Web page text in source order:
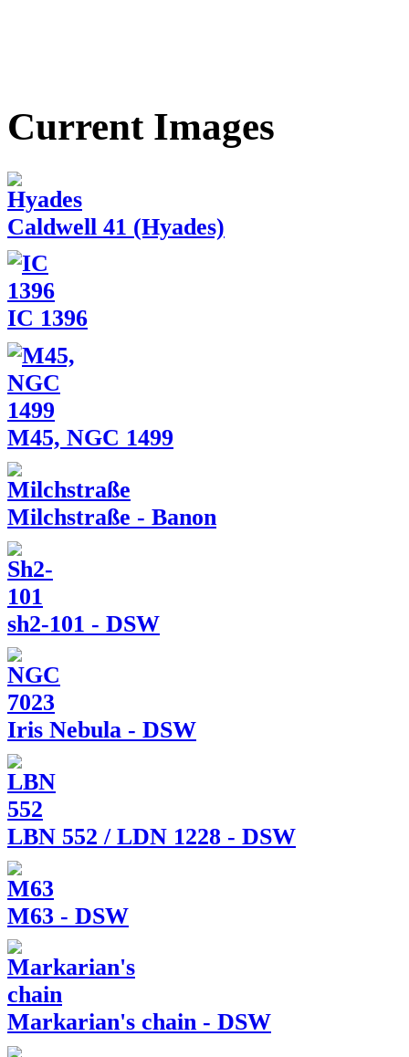
Current Images
Caldwell 41 (Hyades)
IC 1396
M45, NGC 1499
Milchstraße - Banon
sh2-101 - DSW
Iris Nebula - DSW
LBN 552 / LDN 1228 - DSW
M63 - DSW
Markarian's chain - DSW